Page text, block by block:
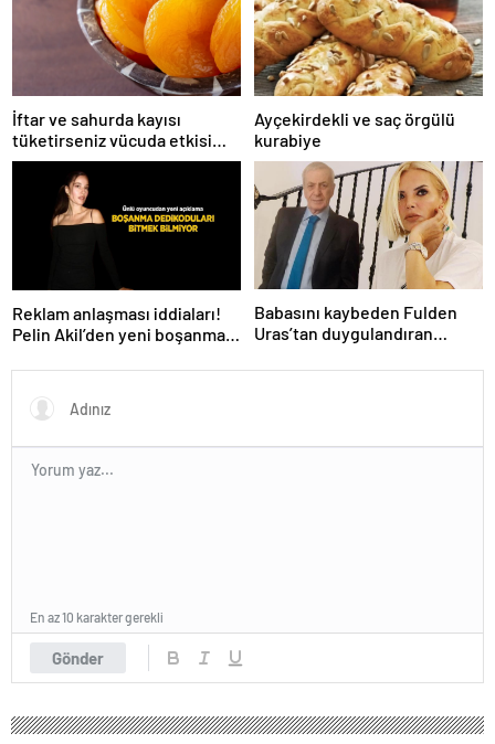
İftar ve sahurda kayısı
tüketirseniz vücuda etkisi
inanılmaz
Ayçekirdekli ve saç örgülü
kurabiye
Reklam anlaşması iddiaları!
Pelin Akil’den yeni boşanma
Babasını kaybeden Fulden
Uras’tan duygulandıran
Gönder
En az 10 karakter gerekli